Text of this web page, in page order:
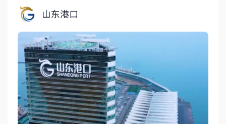
山东港口